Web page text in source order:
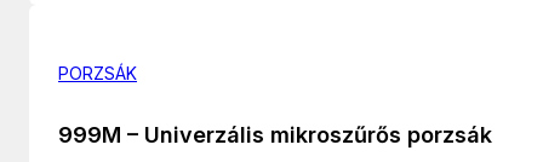
PORZSÁK
999M – Univerzális mikroszűrős porzsák